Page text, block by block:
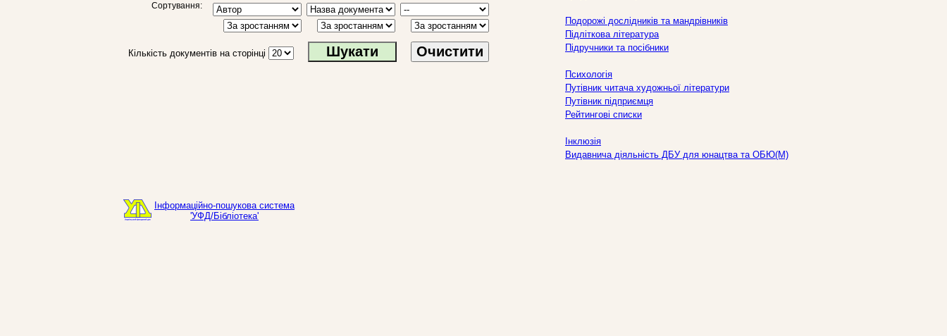
Сортування:
Кількість документів на сторінці Очистити
Подорожі дослідників та мандрівників
Підліткова література
Підручники та посібники
Психологія
Путівник читача художньої літератури
Путівник підприємця
Рейтингові списки
Інклюзія
Видавнича діяльність ДБУ для юнацтва та ОБЮ(М)
Інформаційно-пошукова система
'УФД/Бібліотека'